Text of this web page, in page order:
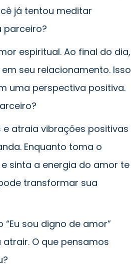
já tentou meditar
parceiro?
espiritual. Ao final do dia,
seu relacionamento. Isso
uma perspectiva positiva.
e atraia vibrações positivas
Enquanto toma o
sinta a energia do amor te
transformar sua
sou digno de amor”
O que pensamos